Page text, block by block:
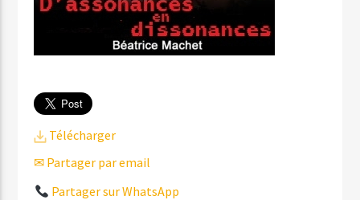
Télécharger
✉ Partager par email
Partager sur WhatsApp